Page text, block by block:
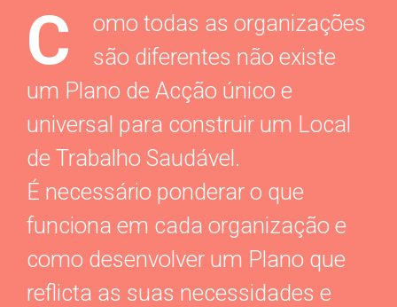
C
omo todas as organizações
são diferentes não existe
um Plano de Acção único e
universal para construir um Local
de Trabalho Saudável.
É necessário ponderar o que
funciona em cada organização e
como desenvolver um Plano que
reflicta as suas necessidades e